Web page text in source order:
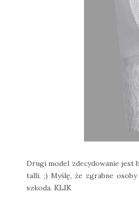
Drugi model zdecydowanie
talli. ;) Myślę, że zgrabne
szkoda. KLIK